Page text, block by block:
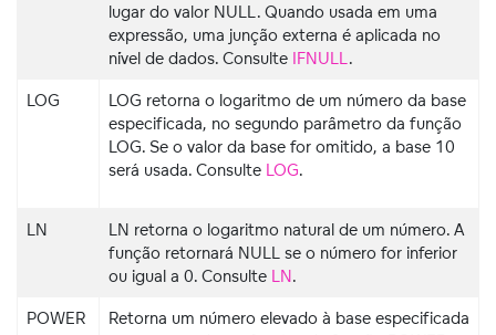
lugar do valor NULL. Quando usada em uma
expressão, uma junção externa é aplicada no
nível de dados. Consulte IFNULL .
LOG
LOG retorna o logaritmo de um número da base
especificada, no segundo parâmetro da função
LOG. Se o valor da base for omitido, a base 10
será usada. Consulte LOG.
LN
LN retorna o logaritmo natural de um número. A
função retornará NULL se o número for inferior
ou igual a 0. Consulte LN.
POWER
Retorna um número elevado à base especificada